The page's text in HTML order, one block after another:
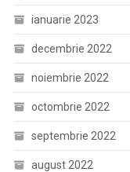
ianuarie 2023
decembrie 2022
noiembrie 2022
octombrie 2022
septembrie 2022
august 2022